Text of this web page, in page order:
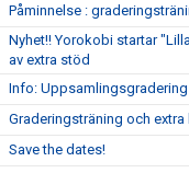
Påminnelse :
Nyhet!! Yorokobi startar
av extra stöd
Info:
Graderingsträning och extra
Save the dates!